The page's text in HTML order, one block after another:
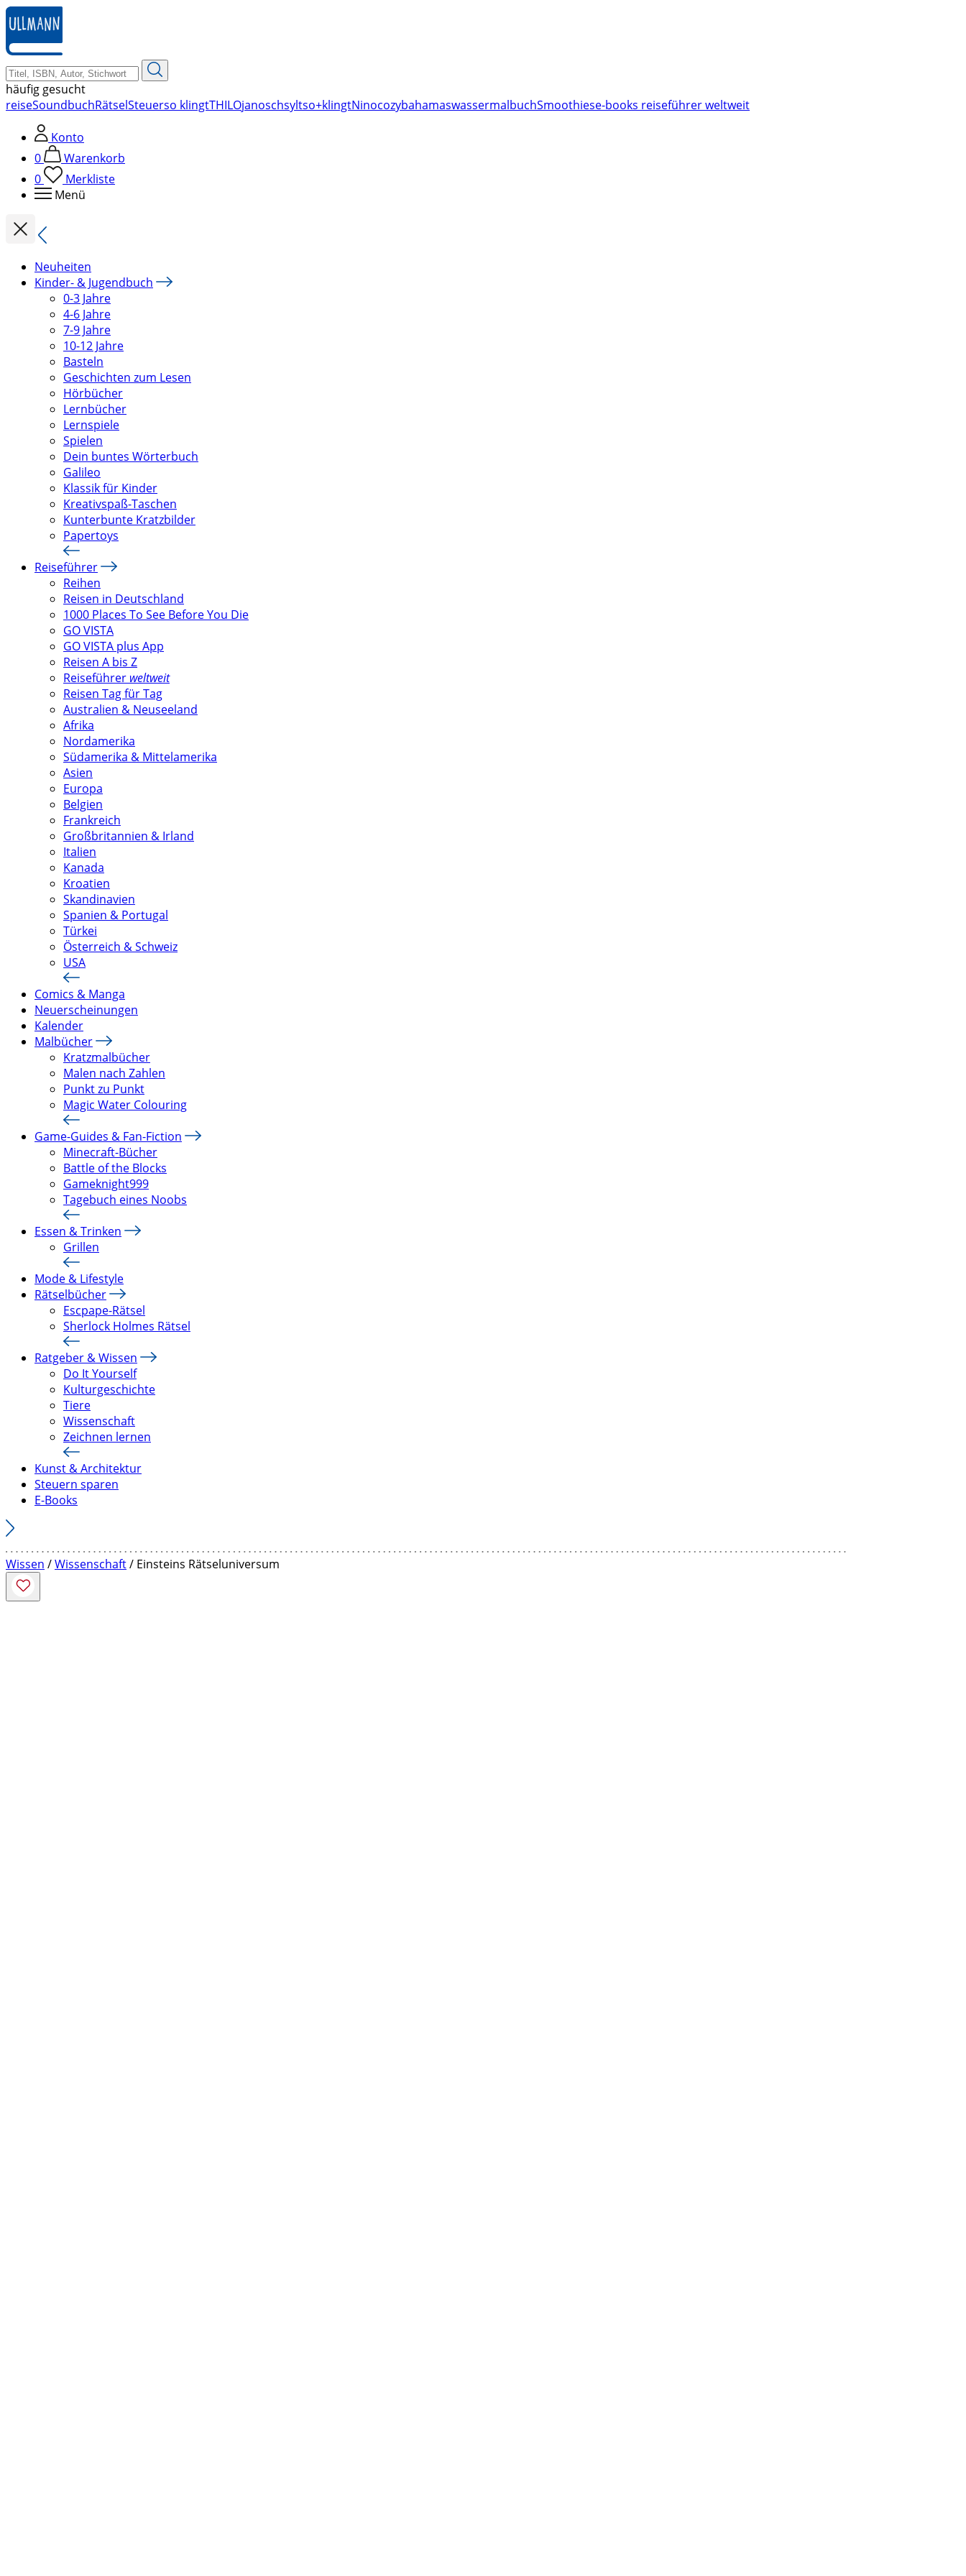
zum
Hauptinhalt
springen
häufig gesucht
reiseSoundbuchRätselSteuerso klingtTHILOjanoschsyltso+klingtNinocozybahamaswassermalbuchSmoothiese-books reiseführer weltweit
Konto
0
Warenkorb
0
Merkliste
Menü
Neuheiten
Kinder- & Jugendbuch
0-3 Jahre
4-6 Jahre
7-9 Jahre
10-12 Jahre
Basteln
Geschichten zum Lesen
Hörbücher
Lernbücher
Lernspiele
Spielen
Dein buntes Wörterbuch
Galileo
Klassik für Kinder
Kreativspaß-Taschen
Kunterbunte Kratzbilder
Papertoys
Reiseführer
Reihen
Reisen in Deutschland
1000 Places To See Before You Die
GO VISTA
GO VISTA plus App
Reisen A bis Z
Reiseführer weltweit
Reisen Tag für Tag
Australien & Neuseeland
Afrika
Nordamerika
Südamerika & Mittelamerika
Asien
Europa
Belgien
Frankreich
Großbritannien & Irland
Italien
Kanada
Kroatien
Skandinavien
Spanien & Portugal
Türkei
Österreich & Schweiz
USA
Comics & Manga
Neuerscheinungen
Kalender
Malbücher
Kratzmalbücher
Malen nach Zahlen
Punkt zu Punkt
Magic Water Colouring
Game-Guides & Fan-Fiction
Minecraft-Bücher
Battle of the Blocks
Gameknight999
Tagebuch eines Noobs
Essen & Trinken
Grillen
Mode & Lifestyle
Rätselbücher
Escpape-Rätsel
Sherlock Holmes Rätsel
Ratgeber & Wissen
Do It Yourself
Kulturgeschichte
Tiere
Wissenschaft
Zeichnen lernen
Kunst & Architektur
Steuern sparen
E-Books
Wissen /Wissenschaft/ Einsteins Rätseluniversum